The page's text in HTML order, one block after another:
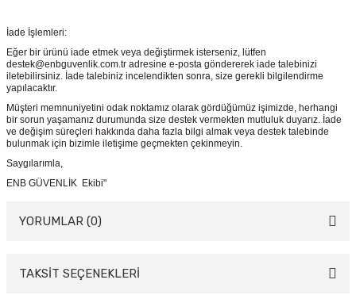
İade İşlemleri:
Eğer bir ürünü iade etmek veya değiştirmek isterseniz, lütfen
destek@enbguvenlik.com.tr adresine e-posta göndererek iade talebinizi
iletebilirsiniz. İade talebiniz incelendikten sonra, size gerekli bilgilendirme
yapılacaktır.
Müşteri memnuniyetini odak noktamız olarak gördüğümüz işimizde, herhangi
bir sorun yaşamanız durumunda size destek vermekten mutluluk duyarız. İade
ve değişim süreçleri hakkında daha fazla bilgi almak veya destek talebinde
bulunmak için bizimle iletişime geçmekten çekinmeyin.
Saygılarımla,
ENB GÜVENLİK Ekibi"
YORUMLAR (0)
Bu ürüne ilk yorumu siz yapın!
TAKSİT SEÇENEKLERİ